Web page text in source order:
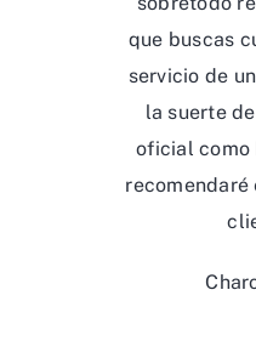
que buscas
servicio de
la suerte
oficial como
recomendaré